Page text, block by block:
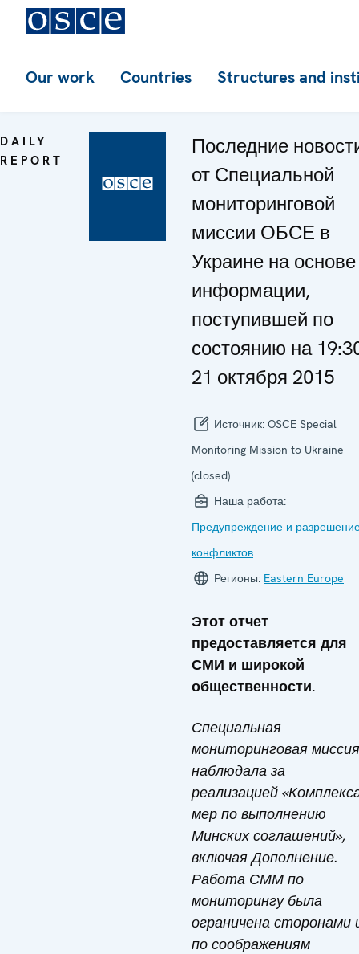
Our work Countries Structures and
DAILY
REPORT
Последние
от Специальной
мониторинговой
миссии ОБСЕ в
Украине на основе
информации,
поступившей по
состоянию на
21 октября 2015
Источник: OSCE Special
Monitoring Mission to Ukraine
(closed)
Наша работа:
Предупреждение и
конфликтов
Регионы: Eastern Europe
Этот отчет
предоставляется для
СМИ и широкой
общественности.
Специальная
мониторинговая миссия
наблюдала за
реализацией
мер по выполнению
Минских соглашений»,
включая Дополнение.
Работа СММ по
мониторингу была
ограничена сторонами
по соображениям